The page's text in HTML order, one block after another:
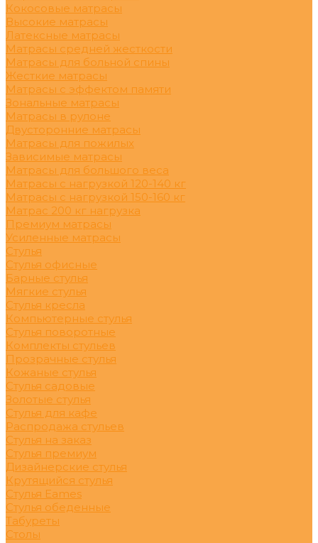
Кокосовые матрасы
Высокие матрасы
Латексные матрасы
Матрасы средней жесткости
Матрасы для больной спины
Жесткие матрасы
Матрасы с эффектом памяти
Зональные матрасы
Матрасы в рулоне
Двусторонние матрасы
Матрасы для пожилых
Зависимые матрасы
Матрасы для большого веса
Матрасы с нагрузкой 120-140 кг
Матрасы с нагрузкой 150-160 кг
Матрас 200 кг нагрузка
Премиум матрасы
Усиленные матрасы
Стулья
Стулья офисные
Барные стулья
Мягкие стулья
Стулья кресла
Компьютерные стулья
Стулья поворотные
Комплекты стульев
Прозрачные стулья
Кожаные стулья
Стулья садовые
Золотые стулья
Стулья для кафе
Распродажа стульев
Стулья на заказ
Стулья премиум
Дизайнерские стулья
Крутящийся стулья
Стулья Eames
Стулья обеденные
Табуреты
Столы